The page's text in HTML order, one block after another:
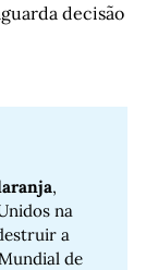
decisão
,
na
a
de